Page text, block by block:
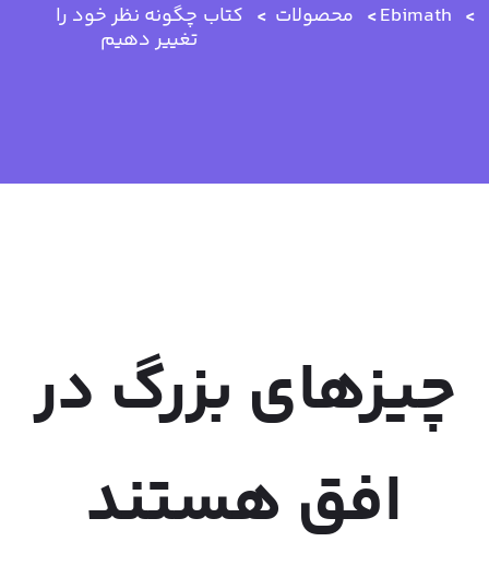
Ebimath محصولات کتاب چگونه نظر خود را
تغییر دهیم
چیزهای بزرگ در
افق هستند